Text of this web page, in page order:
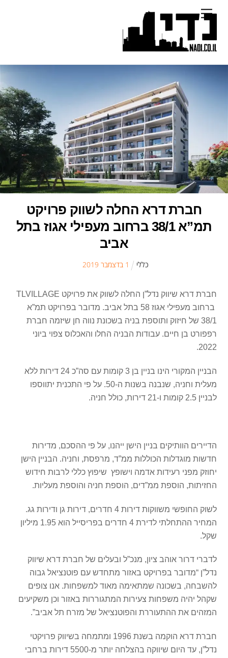
content
Menu
חברת דרא החלה לשווק פרויקט
תמ”א 38/1 ברחוב מעפילי אגוז בתל
אביב
כללי 1 בדצמבר 2019
חברת דרא שיווק נדל”ן החלה לשווק את פרויקט TLVILLAGE
ברחוב מעפילי אגוז 58 בתל אביב. מדובר בפרויקט תמ”א
38/1 של חיזוק ותוספת בניה בשכונת נווה חן שיזמה חברת
רפפורט בן חיים. עבודות הבניה החלו והאכלוס צפוי ביוני
2022.
הבניין המקורי הינו בניין בן 3 קומות עם סה”כ 24 דירות ללא
מעלית וחניה, שנבנה בשנות ה-50. על פי התכנית יתווספו
לבניין 2.5 קומות ו-21 דירות, כולל חניה.
הדיירים הוותיקים בניין הישן ייהנו, על פי ההסכם, מדירות
חדשות מוגדלות הכוללות ממ”ד, מרפסת, וחניה. הבניין הישן
יחוזק מפני רעידות אדמה וישופץ שיפוץ כללי לרבות חידוש
החזיתות, הוספת ממ”דים, הוספת חניה והוספת מעליות.
לשוק החופשי משווקות דירות 4 חדרים, דירות גן ודירות גג.
המחיר ההתחלתי לדירת 4 חדרים בפריסייל הוא 1.95 מיליון
שקל.
לדברי דרור אוהב ציון, מנכ”ל ובעלים של חברת דרא שיווק
נדל”ן “מדובר בפרויקט באזור מתחדש עם פוטנציאל גבוה
להשבחה, בשכונה שמתאימה מאוד למשפחות. אנו צופים
שקהל יהיה משפחות צעירות המתגוררות באזור וכן משקיעים
המזהים את ההתעוררת והפוטנציאל של מזרח תל אביב”.
חברת דרא הוקמה בשנת 1996 ומתמחה בשיווק פרויקטי
נדל”ן, עד היום שיווקה בהצלחה יותר מ-5500 דירות ברחבי